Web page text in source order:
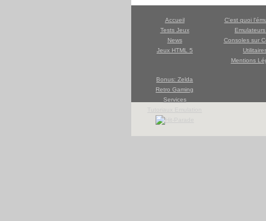
Accueil
Tests Jeux
News
Jeux HTML 5
C'est quoi
Consoles sur
Mentions
Bonus: Zelda
Retro Gaming
Services